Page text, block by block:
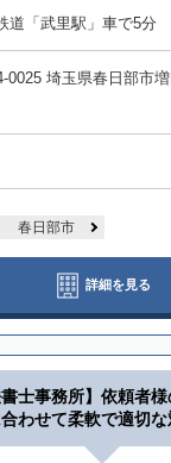
道「武里駅」車で5分
0025 埼玉県春日部市
春日部市
詳細を見る
書士事務所】依頼者
わせて柔軟で適切